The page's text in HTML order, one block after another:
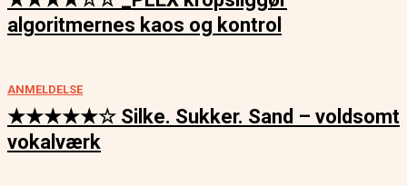
algoritmernes kaos og kontrol
ANMELDELSE
★★★★★☆ Silke. Sukker. Sand – voldsomt
vokalværk